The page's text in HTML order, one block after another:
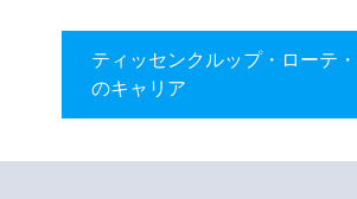
ティッセンクルップ・ローテ
のキャリア